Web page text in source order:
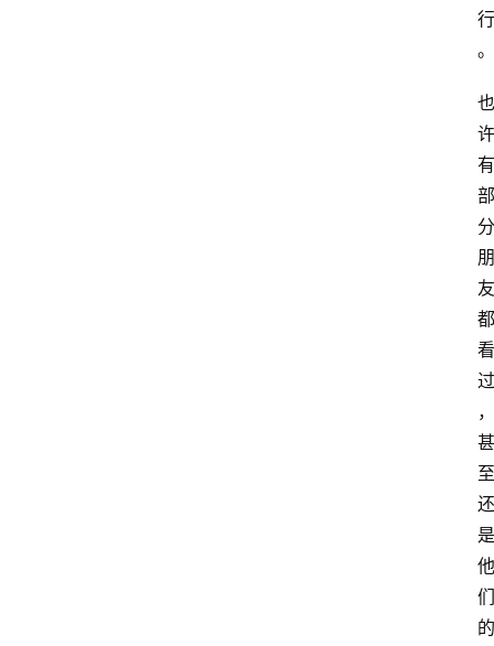
行
。
也
许
有
部
分
朋
友
都
看
过
，
甚
至
还
是
他
们
的